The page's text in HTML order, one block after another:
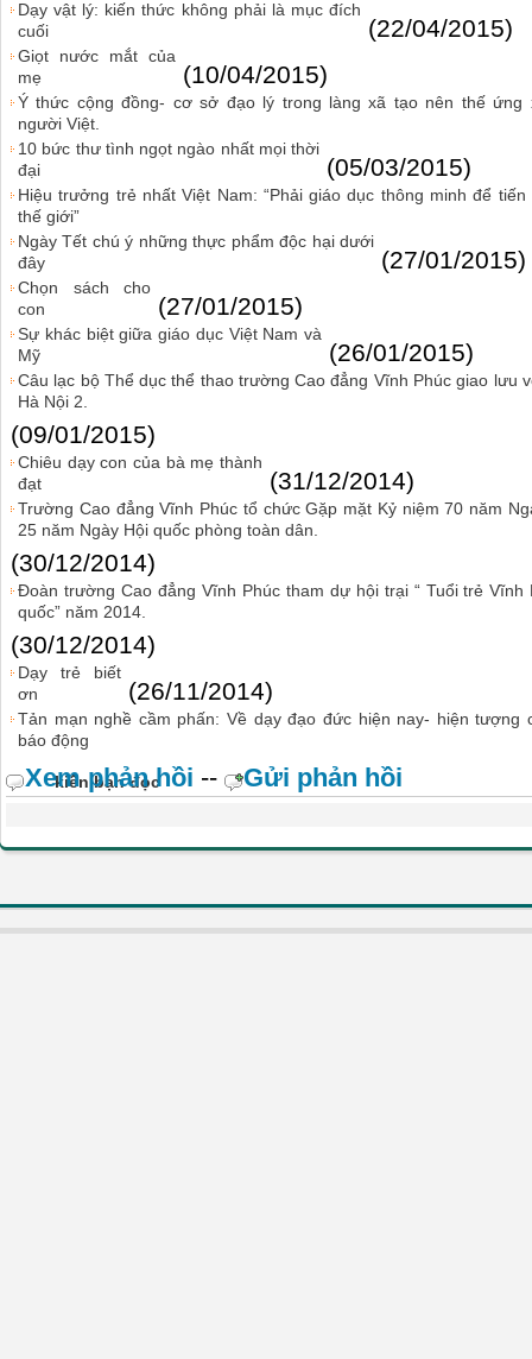
Dạy vật lý: kiến thức không phải là mục đích
cuối
(22/04/2015)
Giọt nước mắt của
mẹ
(10/04/2015)
Ý thức cộng đồng- cơ sở đạo lý trong làng xã tạo nên thế ứng
người Việt.
10 bức thư tình ngọt ngào nhất mọi thời
đại
(05/03/2015)
Hiệu trưởng trẻ nhất Việt Nam: “Phải giáo dục thông minh để tiến
thế giới”
Ngày Tết chú ý những thực phẩm độc hại dưới
đây
(27/01/2015)
Chọn sách cho
con
(27/01/2015)
Sự khác biệt giữa giáo dục Việt Nam và
Mỹ
(26/01/2015)
Câu lạc bộ Thể dục thể thao trường Cao đẳng Vĩnh Phúc giao lưu
Hà Nội 2.
(09/01/2015)
Chiêu dạy con của bà mẹ thành
đạt
(31/12/2014)
Trường Cao đẳng Vĩnh Phúc tổ chức Gặp mặt Kỷ niệm 70 năm
25 năm Ngày Hội quốc phòng toàn dân.
(30/12/2014)
Đoàn trường Cao đẳng Vĩnh Phúc tham dự hội trại “ Tuổi trẻ
quốc” năm 2014.
(30/12/2014)
Dạy trẻ biết
ơn
(26/11/2014)
Tản mạn nghề cầm phấn: Về dạy đạo đức hiện nay- hiện tượng
báo động
kiến bạn đọc
Xem phản hồi -- Gửi phản hồi